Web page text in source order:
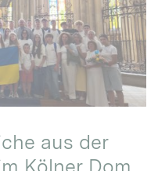
aus der